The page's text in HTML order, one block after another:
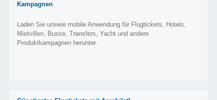
Kampagnen
Laden Sie unsere mobile Anwendung für Flugtickets, Hotels,
Mietvillen, Busse, Transfers, Yacht und andere
Produktkampagnen herunter.